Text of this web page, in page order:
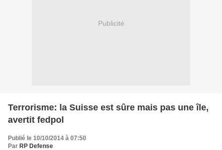
Publicité
Terrorisme: la Suisse est sûre mais pas une île,
avertit fedpol
Publié le 10/10/2014 à 07:50
Par RP Defense